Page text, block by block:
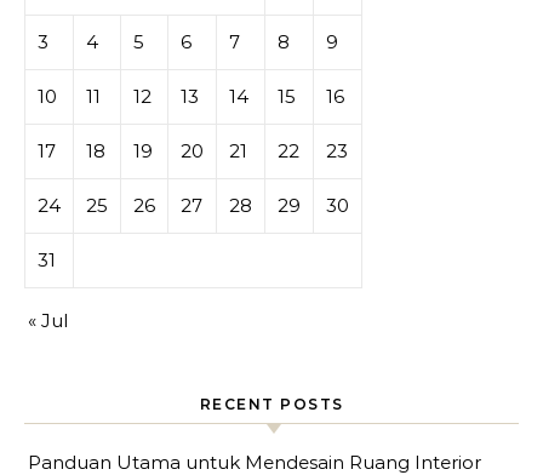
3 4 5 6 7 8 9
10 11 12 13 14 15 16
17 18 19 20 21 22 23
24 25 26 27 28 29 30
31
« Jul
RECENT POSTS
Panduan Utama untuk Mendesain Ruang Interior